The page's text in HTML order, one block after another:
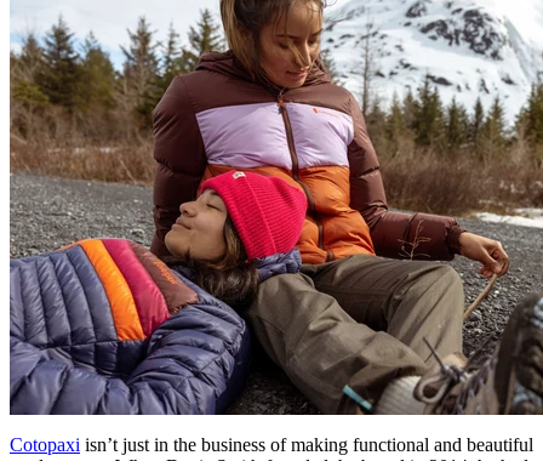
Cotopaxi isn’t just in the business of making functional and beautiful